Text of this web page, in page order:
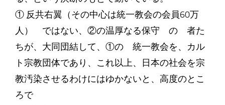
① 反共右翼（その中心は統一教会の会員60万
人） ではない、②の温厚なる保守 の 者た
ちが、大同団結して、①の 統一教会を、カル
ト宗教団体であり、これ以上、日本の社会を宗
教汚染させるわけにはゆかないと、高度のとこ
ろで